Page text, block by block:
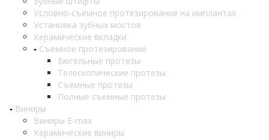
Условно-съемное протезирование на имплантах
Установка зубных мостов
Керамические вкладки
Съемное протезирование
Бюгельные протезы
Телескопические протезы
Съемные протезы
Полные съемные протезы
Виниры
Виниры E-max
Керамические виниры